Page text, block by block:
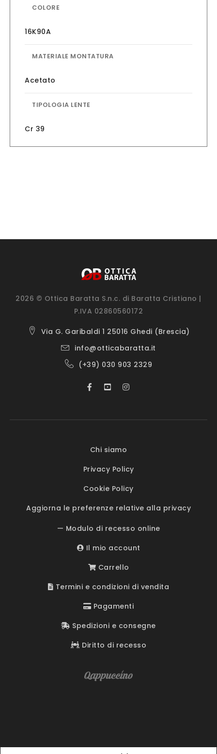
COLORE
16K90A
MATERIALE MONTATURA
Acetato
TIPOLOGIA LENTE
Cr 39
2026 © Ottica Baratta S.n.c. di Baratta Cristiano |
P.IVA 02860560172
Via G. Garibaldi 1 25016 Ghedi (Brescia)
info@otticabaratta.it
(+39) 030 903 2329
Chi siamo
Privacy Policy
Cookie Policy
Aggiorna le preferenze relative alla privacy
— Modulo di recesso online
Il mio account
Carrello
Termini e condizioni di vendita
Pagamenti
Spedizioni e consegne
Diritto di recesso